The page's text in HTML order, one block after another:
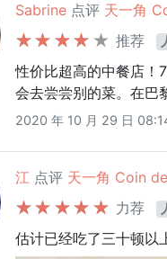
Sabrine 点评 天一角
推荐
性价比超高的中餐店！
会去尝尝别的菜。在巴
2020 年 10 月 29 日
江 点评 天一角 Coin
力荐
估计已经吃了三十顿以